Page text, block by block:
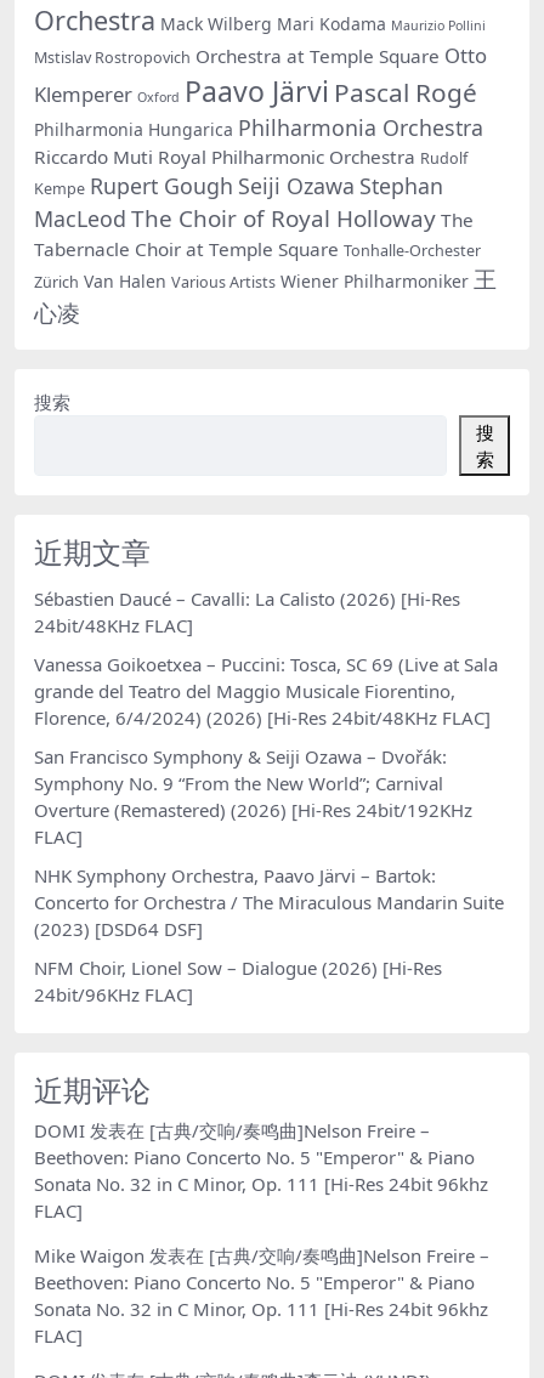
Orchestra Mack Wilberg Mari Kodama Maurizio Pollini
Mstislav Rostropovich Orchestra at Temple Square Otto
Klemperer Oxford Paavo Järvi Pascal Rogé
Philharmonia Hungarica Philharmonia Orchestra
Riccardo Muti Royal Philharmonic Orchestra Rudolf
Kempe Rupert Gough Seiji Ozawa Stephan
MacLeod The Choir of Royal Holloway The
Tabernacle Choir at Temple Square Tonhalle-Orchester
Zürich Van Halen Various Artists Wiener Philharmoniker 王
心凌
搜索
搜
索
近期文章
Sébastien Daucé – Cavalli: La Calisto (2026) [Hi-Res
24bit/48KHz FLAC]
Vanessa Goikoetxea – Puccini: Tosca, SC 69 (Live at Sala
grande del Teatro del Maggio Musicale Fiorentino,
Florence, 6/4/2024) (2026) [Hi-Res 24bit/48KHz FLAC]
San Francisco Symphony & Seiji Ozawa – Dvořák:
Symphony No. 9 “From the New World”; Carnival
Overture (Remastered) (2026) [Hi-Res 24bit/192KHz
FLAC]
NHK Symphony Orchestra, Paavo Järvi – Bartok:
Concerto for Orchestra / The Miraculous Mandarin Suite
(2023) [DSD64 DSF]
NFM Choir, Lionel Sow – Dialogue (2026) [Hi-Res
24bit/96KHz FLAC]
近期评论
DOMI 发表在 [古典/交响/奏鸣曲]Nelson Freire –
Beethoven: Piano Concerto No. 5 "Emperor" & Piano
Sonata No. 32 in C Minor, Op. 111 [Hi-Res 24bit 96khz
FLAC]
Mike Waigon 发表在 [古典/交响/奏鸣曲]Nelson Freire –
Beethoven: Piano Concerto No. 5 "Emperor" & Piano
Sonata No. 32 in C Minor, Op. 111 [Hi-Res 24bit 96khz
FLAC]